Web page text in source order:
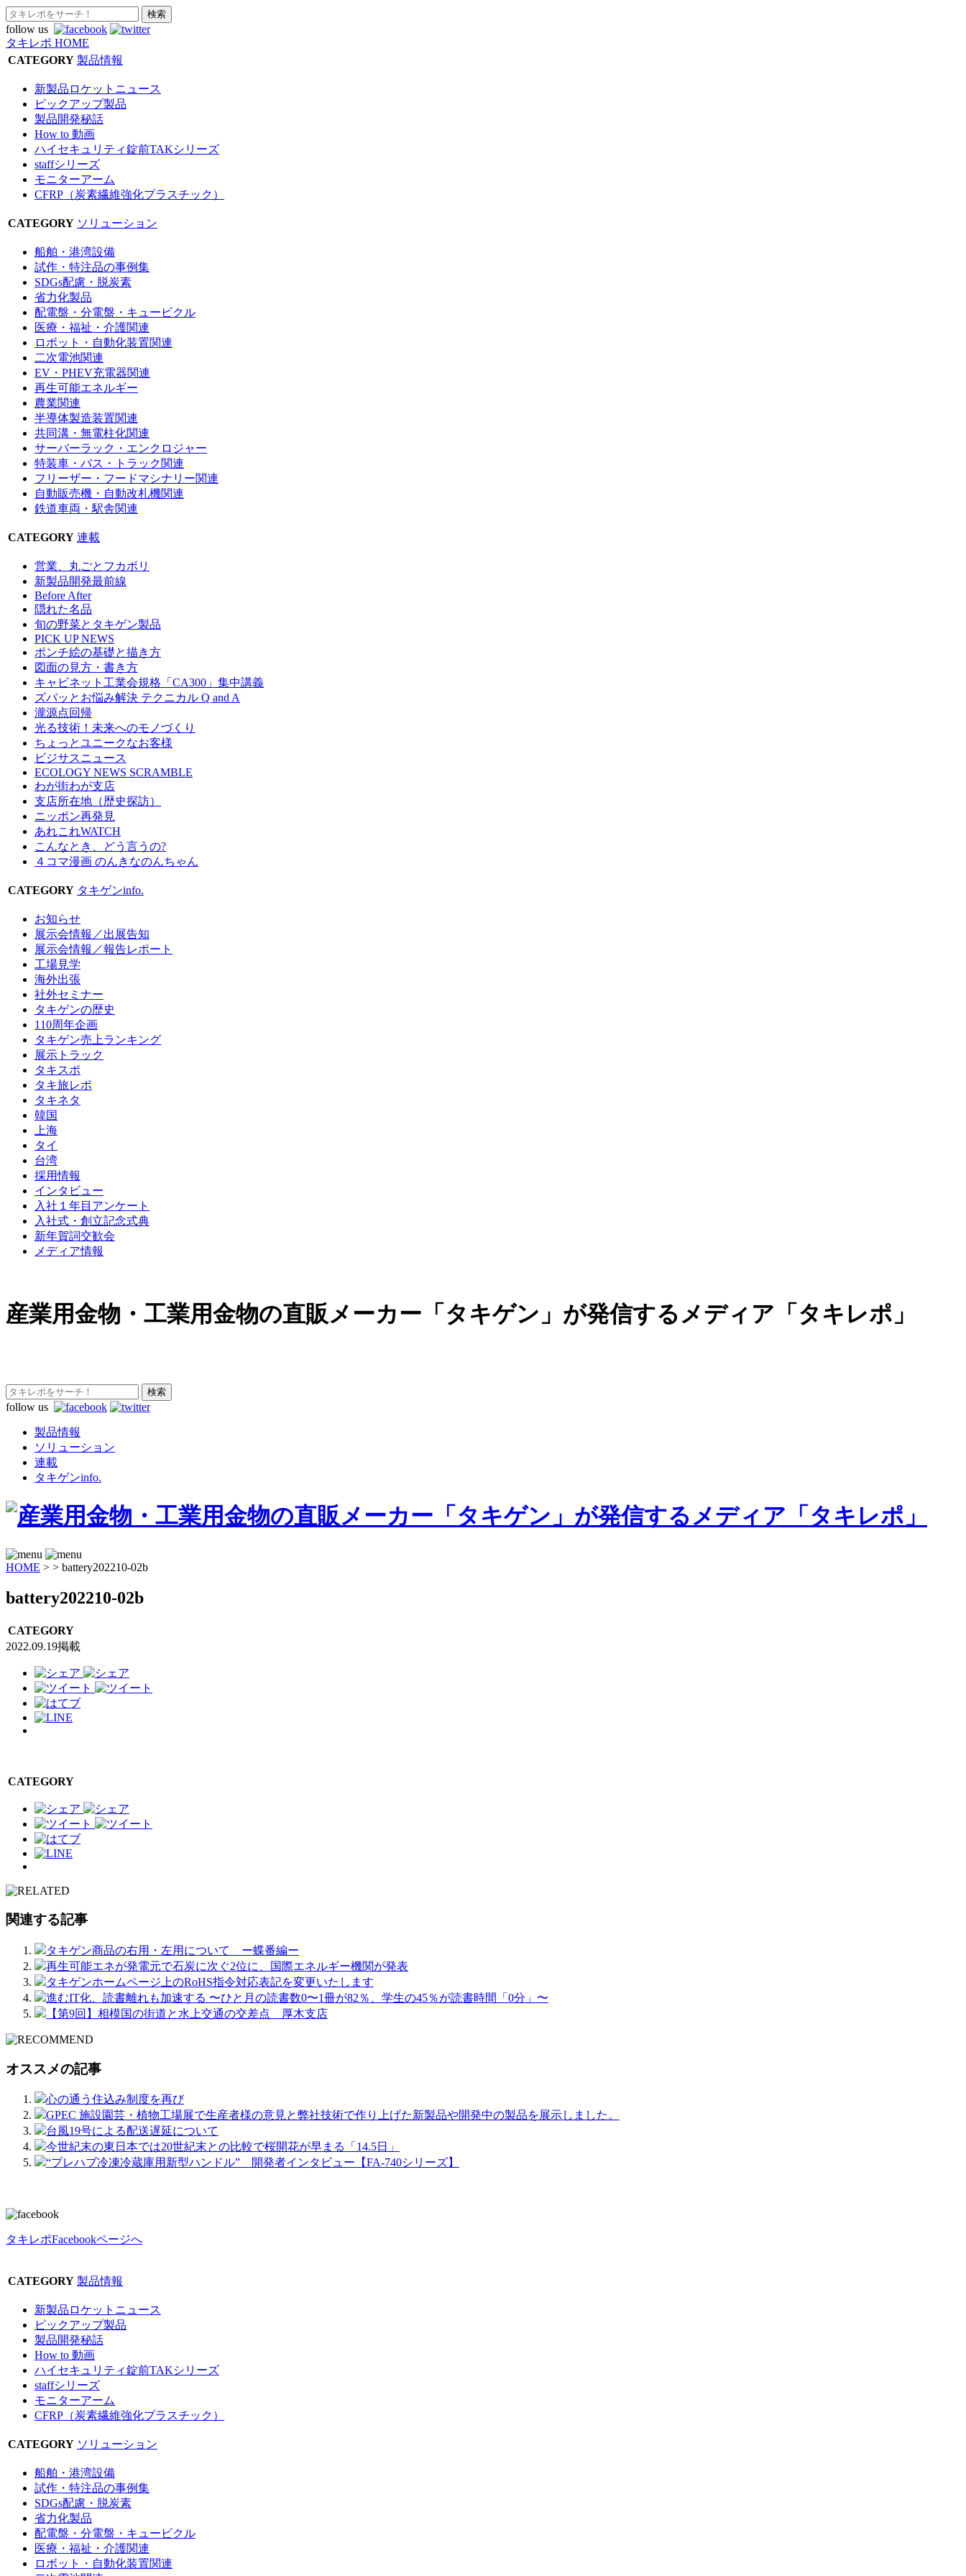
follow us
タキレポ HOME
CATEGORY 製品情報
新製品ロケットニュース
ピックアップ製品
製品開発秘話
How to 動画
ハイセキュリティ錠前TAKシリーズ
staffシリーズ
モニターアーム
CFRP（炭素繊維強化プラスチック）
CATEGORY ソリューション
船舶・港湾設備
試作・特注品の事例集
SDGs配慮・脱炭素
省力化製品
配電盤・分電盤・キュービクル
医療・福祉・介護関連
ロボット・自動化装置関連
二次電池関連
EV・PHEV充電器関連
再生可能エネルギー
農業関連
半導体製造装置関連
共同溝・無電柱化関連
サーバーラック・エンクロジャー
特装車・バス・トラック関連
フリーザー・フードマシナリー関連
自動販売機・自動改札機関連
鉄道車両・駅舎関連
CATEGORY 連載
営業、丸ごとフカボリ
新製品開発最前線
Before After
隠れた名品
旬の野菜とタキゲン製品
PICK UP NEWS
ポンチ絵の基礎と描き方
図面の見方・書き方
キャビネット工業会規格「CA300」集中講義
ズバッとお悩み解決 テクニカル Q and A
瀧源点回帰
光る技術！未来へのモノづくり
ちょっとユニークなお客様
ビジサスニュース
ECOLOGY NEWS SCRAMBLE
わが街わが支店
支店所在地（歴史探訪）
ニッポン再発見
あれこれWATCH
こんなとき、どう言うの?
４コマ漫画 のんきなのんちゃん
CATEGORY タキゲンinfo.
お知らせ
展示会情報／出展告知
展示会情報／報告レポート
工場見学
海外出張
社外セミナー
タキゲンの歴史
110周年企画
タキゲン売上ランキング
展示トラック
タキスポ
タキ旅レポ
タキネタ
韓国
上海
タイ
台湾
採用情報
インタビュー
入社１年目アンケート
入社式・創立記念式典
新年賀詞交歓会
メディア情報
産業用金物・工業用金物の直販メーカー「タキゲン」が発信するメディア「タキレポ」
follow us
製品情報
ソリューション
連載
タキゲンinfo.
HOME > > battery202210-02b
battery202210-02b
CATEGORY
2022.09.19掲載
CATEGORY
関連する記事
タキゲン商品の右用・左用について ー蝶番編ー
再生可能エネが発電元で石炭に次ぐ2位に、国際エネルギー機関が発表
タキゲンホームページ上のRoHS指令対応表記を変更いたします
進むIT化、読書離れも加速する 〜ひと月の読書数0〜1冊が82％、学生の45％が読書時間「0分」〜
【第9回】相模国の街道と水上交通の交差点 厚木支店
オススメの記事
心の通う住込み制度を再び
GPEC 施設園芸・植物工場展で生産者様の意見と弊社技術で作り上げた新製品や開発中の製品を展示しました。
台風19号による配送遅延について
今世紀末の東日本では20世紀末との比較で桜開花が早まる「14.5日」
“プレハブ冷凍冷蔵庫用新型ハンドル” 開発者インタビュー【FA-740シリーズ】
タキレポFacebookページへ
CATEGORY 製品情報
新製品ロケットニュース
ピックアップ製品
製品開発秘話
How to 動画
ハイセキュリティ錠前TAKシリーズ
staffシリーズ
モニターアーム
CFRP（炭素繊維強化プラスチック）
CATEGORY ソリューション
船舶・港湾設備
試作・特注品の事例集
SDGs配慮・脱炭素
省力化製品
配電盤・分電盤・キュービクル
医療・福祉・介護関連
ロボット・自動化装置関連